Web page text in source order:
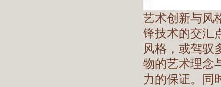
艺术创新与风
锋技术的交汇
风格，或驾驭
物的艺术理念
力的保证。同